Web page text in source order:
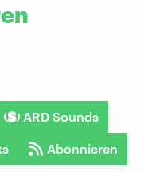
ARD Sounds
Abonnieren